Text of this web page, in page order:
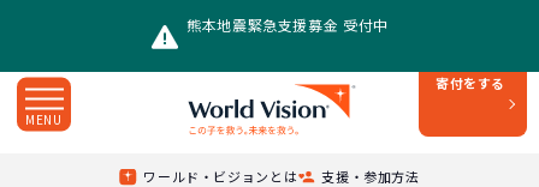
熊本地震緊急支援募金 受付中
寄付をする
MENU
ワールド・ビジョンとは 支援・参加方法
/